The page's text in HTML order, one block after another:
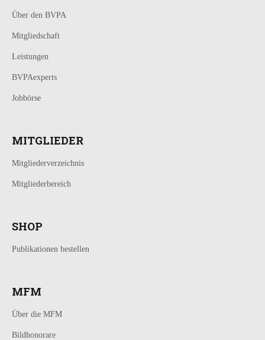
Über den BVPA
Mitgliedschaft
Leistungen
BVPAexperts
Jobbörse
MITGLIEDER
Mitgliederverzeichnis
Mitgliederbereich
SHOP
Publikationen bestellen
MFM
Über die MFM
Bildhonorare